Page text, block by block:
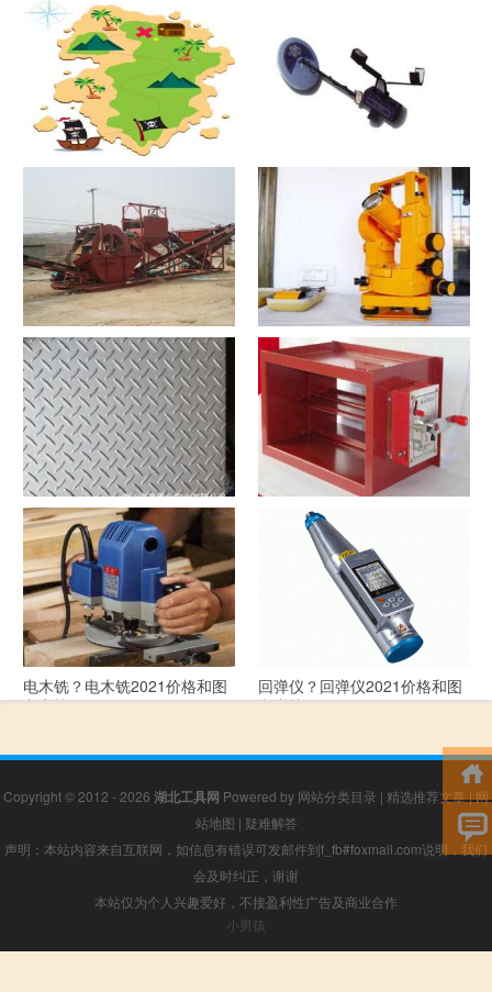
寻宝？寻宝2021价格和图文详
探测器？探测器2021价格和图
文详情
洗沙机？洗沙机2021价格和图
文详情
经纬仪？经纬仪2021价格和图
文详情
花纹板？花纹板2021价格和图
文详情
排烟阀？排烟阀2021价格和图
电木铣？电木铣2021价格和图
文详情
回弹仪？回弹仪2021价格和图
文详情
Copyright © 2012 - 2026 湖北工具网 Powered by 网站分类目录 | 精选推荐文章|网
站地图 | 疑难解答
声明：本站内容来自互联网，如信息有错误可发邮件到f_fb#foxmail.com说明，我们
会及时纠正，谢谢
本站仅为个人兴趣爱好，不接盈利性广告及商业合作
小男孩